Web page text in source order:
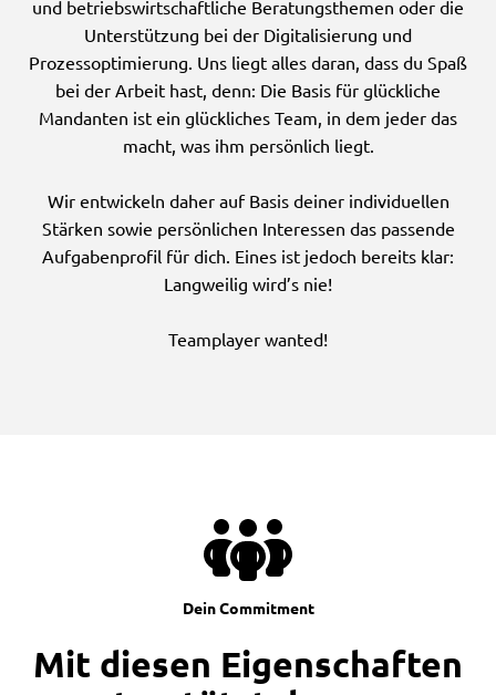
und betriebswirtschaftliche Beratungsthemen oder die
Unterstützung bei der Digitalisierung und
Prozessoptimierung. Uns liegt alles daran, dass du Spaß
bei der Arbeit hast, denn: Die Basis für glückliche
Mandanten ist ein glückliches Team, in dem jeder das
macht, was ihm persönlich liegt.
Wir entwickeln daher auf Basis deiner individuellen
Stärken sowie persönlichen Interessen das passende
Aufgabenprofil für dich. Eines ist jedoch bereits klar:
Langweilig wird’s nie!
Teamplayer wanted!
Dein Commitment
Mit diesen Eigenschaften